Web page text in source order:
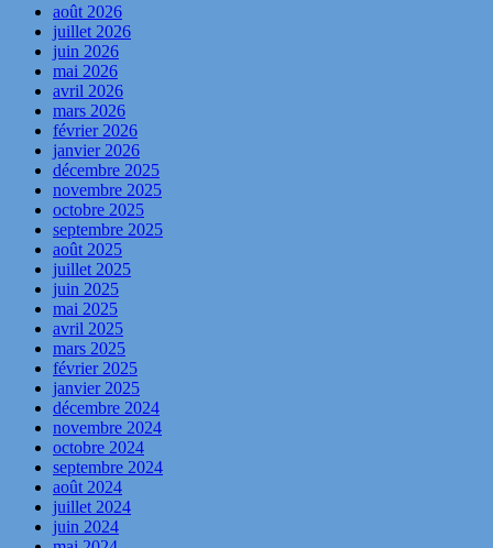
août 2026
juillet 2026
juin 2026
mai 2026
avril 2026
mars 2026
février 2026
janvier 2026
décembre 2025
novembre 2025
octobre 2025
septembre 2025
août 2025
juillet 2025
juin 2025
mai 2025
avril 2025
mars 2025
février 2025
janvier 2025
décembre 2024
novembre 2024
octobre 2024
septembre 2024
août 2024
juillet 2024
juin 2024